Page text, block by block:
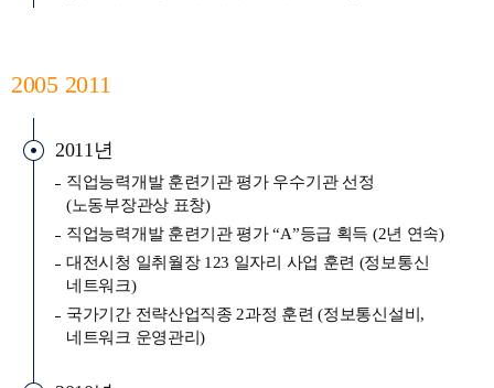
2005 2011
2011년
직업능력개발 훈련기관 평가 우수기관 선정
(노동부장관상 표창)
직업능력개발 훈련기관 평가 “A”등급 획득 (2년 연속)
대전시청 일취월장 123 일자리 사업 훈련 (정보통신
네트워크)
국가기간 전략산업직종 2과정 훈련 (정보통신설비,
네트워크 운영관리)